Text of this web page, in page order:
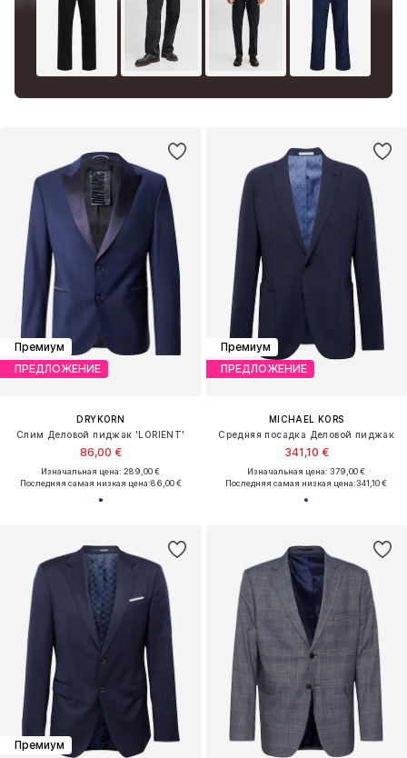
Премиум
ПРЕДЛОЖЕНИЕ
DRYKORN
Слим Деловой пиджак 'LORIENT'
86,00 €
Изначальная цена: 289,00 €
Последняя самая низкая цена:86,00 €
Премиум
ПРЕДЛОЖЕНИЕ
MICHAEL KORS
Средняя посадка Деловой пиджак
341,10 €
Изначальная цена: 379,00 €
Последняя самая низкая цена:341,10 €
Премиум